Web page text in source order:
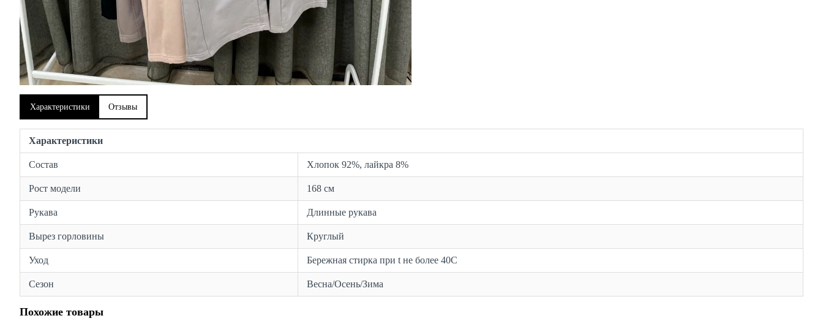
Характеристики Отзывы
Характеристики
Состав Хлопок 92%, лайкра 8%
Рост модели 168 см
Рукава Длинные рукава
Вырез горловины Круглый
Уход Бережная стирка при t не более 40С
Сезон Весна/Осень/Зима
Похожие товары